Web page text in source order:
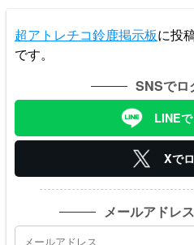
超アトレチコ鈴鹿掲示板に投
です。
SNSでロ
LINE
Xで
メールアドレ